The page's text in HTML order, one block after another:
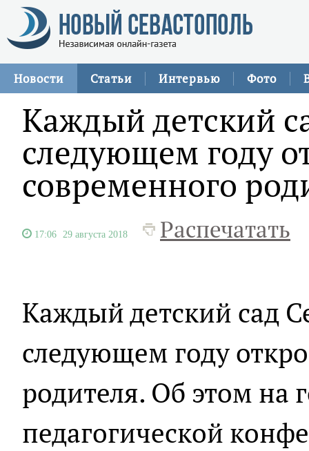
Новости Статьи Интервью Фото
Каждый детский
следующем году
современного
17:06 29 августа 2018 Распечатать
Каждый детский сад
следующем году
родителя. Об этом на
педагогической